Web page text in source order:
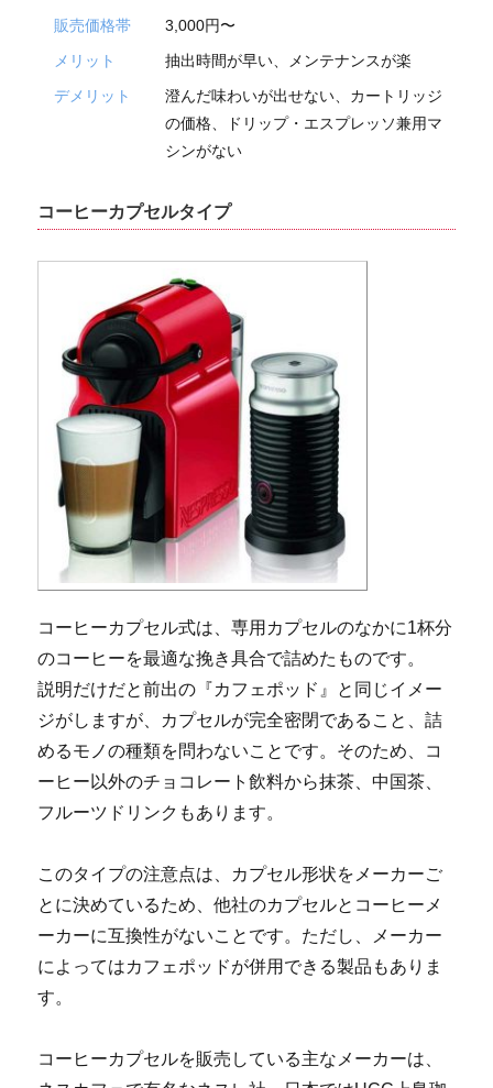
販売価格帯 3,000円〜
メリット 抽出時間が早い、メンテナンスが楽
デメリット
澄んだ味わいが出せない、カートリッジ
の価格、ドリップ・エスプレッソ兼用マ
シンがない
コーヒーカプセルタイプ
コーヒーカプセル式は、専用カプセルのなかに1杯分
のコーヒーを最適な挽き具合で詰めたものです。
説明だけだと前出の『カフェポッド』と同じイメー
ジがしますが、カプセルが完全密閉であること、詰
めるモノの種類を問わないことです。そのため、コ
ーヒー以外のチョコレート飲料から抹茶、中国茶、
フルーツドリンクもあります。
このタイプの注意点は、カプセル形状をメーカーご
とに決めているため、他社のカプセルとコーヒーメ
ーカーに互換性がないことです。ただし、メーカー
によってはカフェポッドが併用できる製品もありま
す。
コーヒーカプセルを販売している主なメーカーは、